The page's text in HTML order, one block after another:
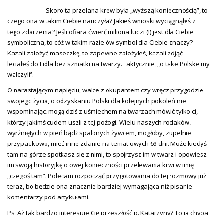
Skoro ta przelana krew była „wyższą koniecznością”, to
czego ona w takim Ciebie nauczyła? Jakieś wnioski wyciągnąłeś z
tego zdarzenia? Jeśli ofiara ćwierć miliona ludzi (!) jest dla Ciebie
symboliczna, to cóż w takim razie ów symbol dla Ciebie znaczy?
Kazali założyć maseczkę, to zapewne założyłeś, kazali zdjąć –
leciałeś do Lidla bez szmatki na twarzy. Faktycznie, „o take Polske my
walczyli”.
O narastającym napięciu, walce z okupantem czy wręcz przygodzie
swojego życia, o odzyskaniu Polski dla kolejnych pokoleń nie
wspominając, mogą dziś z uśmiechem na twarzach mówić tylko ci,
którzy jakimś cudem uszli z tej pożogi. Wielu naszych rodaków,
wyrżniętych w pień bądź spalonych żywcem, mogłoby, zupełnie
przypadkowo, mieć inne zdanie na temat owych 63 dni. Może kiedyś
tam na górze spotkasz się z nimi, to spojrzysz im w twarz i opowiesz
im swoją historyjkę o owej konieczności przelewania krwi w imię
„czegoś tam”. Polecam rozpocząć przygotowania do tej rozmowy już
teraz, bo będzie ona znacznie bardziej wymagająca niż pisanie
komentarzy pod artykułami.
Ps. Aż tak bardzo interesuje Cię przeszłość p. Katarzyny? To ja chyba